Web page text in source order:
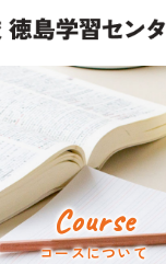
Course
コースについて